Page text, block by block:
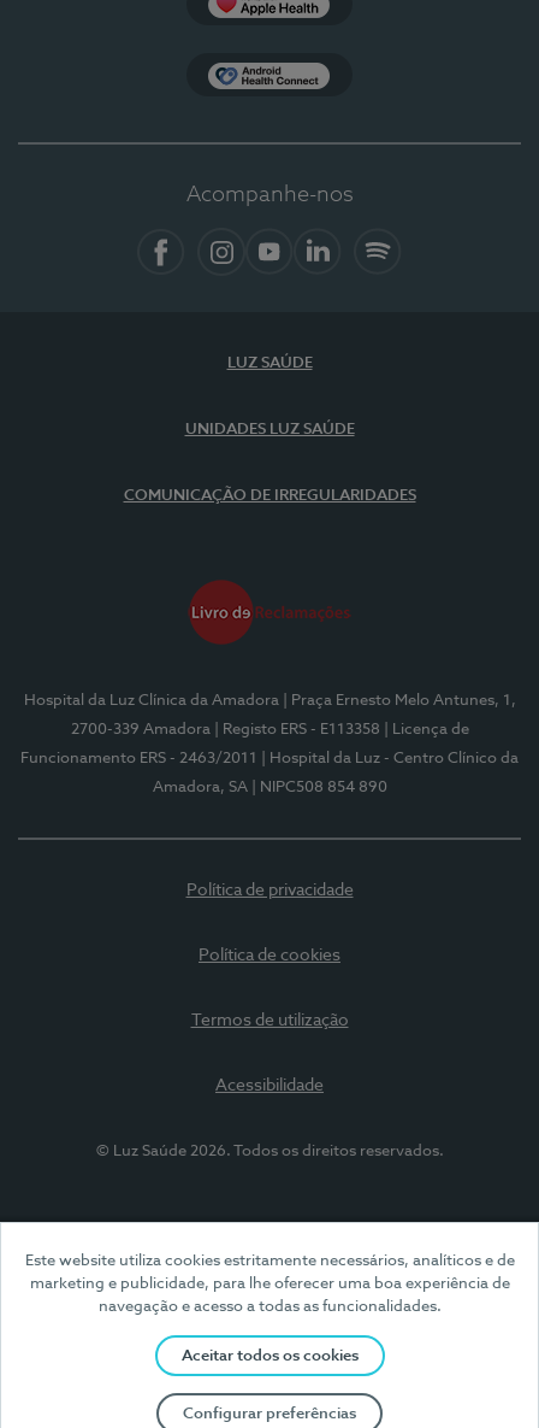
Este website utiliza cookies estritamente necessários, analíticos e de
marketing e publicidade, para lhe oferecer uma boa experiência de
navegação e acesso a todas as funcionalidades.
Aceitar todos os cookies
Configurar preferências
Acompanhe-nos
LUZ SAÚDE
UNIDADES LUZ SAÚDE
COMUNICAÇÃO DE IRREGULARIDADES
Hospital da Luz Clínica da Amadora
| Praça Ernesto Melo Antunes, 1,
2700-339 Amadora
| Registo ERS - E113358
| Licença de
Funcionamento ERS - 2463/2011
| Hospital da Luz - Centro Clínico da
Amadora, SA
| NIPC508 854 890
Política de privacidade
Política de cookies
Termos de utilização
Acessibilidade
© Luz Saúde 2026. Todos os direitos reservados.